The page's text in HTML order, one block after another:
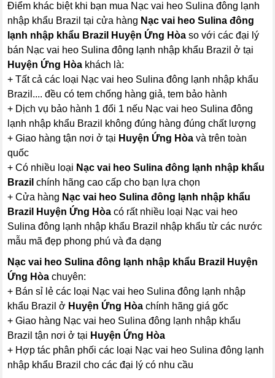
Điểm khác biệt khi bạn mua Nạc vai heo Sulina đông lạnh
nhập khẩu Brazil tại cửa hàng Nạc vai heo Sulina đông
lạnh nhập khẩu Brazil Huyện Ứng Hòa so với các đại lý
bán Nạc vai heo Sulina đông lạnh nhập khẩu Brazil ở tại
Huyện Ứng Hòa khách là:
+ Tất cả các loại Nạc vai heo Sulina đông lạnh nhập khẩu
Brazil.... đều có tem chống hàng giả, tem bảo hành
+ Dịch vụ bảo hành 1 đổi 1 nếu Nạc vai heo Sulina đông
lạnh nhập khẩu Brazil không đúng hàng đúng chất lượng
+ Giao hàng tận nơi ở tại Huyện Ứng Hòa và trên toàn
quốc
+ Có nhiều loại Nạc vai heo Sulina đông lạnh nhập khẩu
Brazil chính hãng cao cấp cho bạn lựa chọn
+ Cửa hàng Nạc vai heo Sulina đông lạnh nhập khẩu
Brazil Huyện Ứng Hòa có rất nhiều loại Nạc vai heo
Sulina đông lạnh nhập khẩu Brazil nhập khẩu từ các nước
mẫu mã đẹp phong phú và đa dạng
Nạc vai heo Sulina đông lạnh nhập khẩu Brazil Huyện
Ứng Hòachuyên:
+ Bán sỉ lẻ các loại Nạc vai heo Sulina đông lạnh nhập
khẩu Brazil ở Huyện Ứng Hòa chính hãng giá gốc
+ Giao hàng Nạc vai heo Sulina đông lạnh nhập khẩu
Brazil tận nơi ở tại Huyện Ứng Hòa
+ Hợp tác phân phối các loại Nạc vai heo Sulina đông lạnh
nhập khẩu Brazil cho các đại lý có nhu cầu